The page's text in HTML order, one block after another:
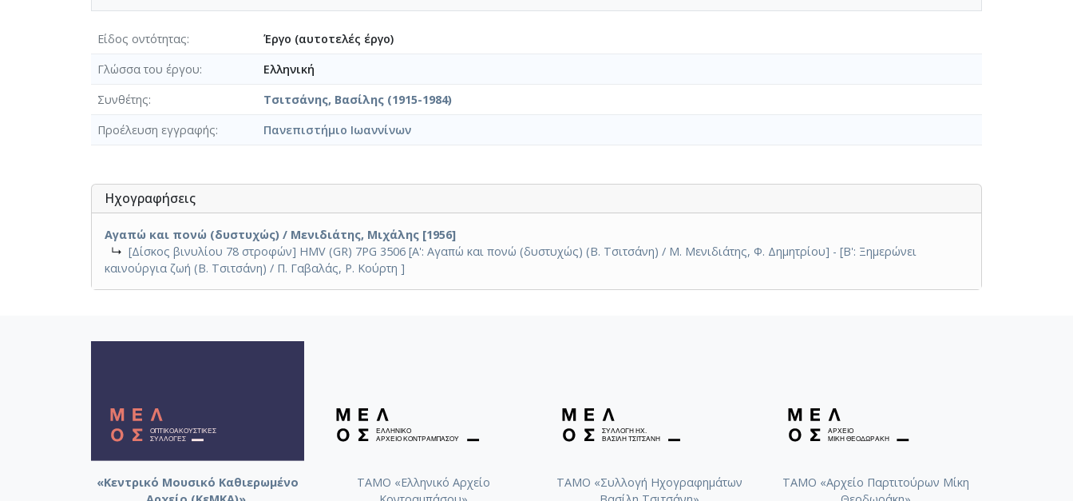
Είδος οντότητας
Έργο (αυτοτελές έργο)
Γλώσσα του έργου
Ελληνική
Συνθέτης
Τσιτσάνης, Βασίλης (1915-1984)
Προέλευση εγγραφής
Πανεπιστήμιο Ιωαννίνων
Ηχογραφήσεις
Αγαπώ και πονώ (δυστυχώς) / Μενιδιάτης, Μιχάλης [1956]
↳ [Δίσκος βινυλίου 78 στροφών] HMV (GR) 7PG 3506 [A': Αγαπώ και πονώ (δυστυχώς) (Β. Τσιτσάνη) / Μ. Μενιδιάτης, Φ. Δημητρίου] - [Β': Ξημερώνει
καινούργια ζωή (Β. Τσιτσάνη) / Π. Γαβαλάς, Ρ. Κούρτη ]
«Κεντρικό Μουσικό Καθιερωμένο
ΤΑΜΟ «Ελληνικό Αρχείο
ΤΑΜΟ «Συλλογή Ηχογραφημάτων
ΤΑΜΟ «Αρχείο Παρτιτούρων Μίκη